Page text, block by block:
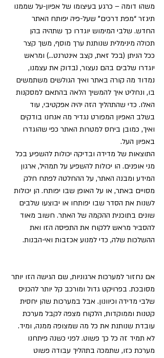
משהו דומה – כרגע בעיצומו של אפיון-על שממנו
תיגזר “מפת דרכים” שעל-פיה יפותח האתר
החדש. שלבי המימוש יוגדרו כך שתהיה בהן
תכולה מינימלית שנותנת ערך מוסף, משך קצר
ככל הניתן (בכל זאת, קצב אינטרנט…) ומראש
יוגדרו שלבים בהם נעצור, נבדוק את עצמנו,
נמדוד מה קורה באתר ואיך הגולשים משתמשים
בו, ונחליט איך להמשיך הלאה בהתאם למסקנות
האלו. כדי שהתהליך הזה יהיה אפקטיבי, עוד
בשלב האפיון המפורט נגדיר מה אנחנו בודקים
ואיך, כמובן ביחס למטרות האתר כפי שהוגדרו
באפיון העל.
התוצאות של מדידה ובדיקה יכולות להשפיע בכל
מני אופנים. הו יכולות להשפיע על תמהיל, ארגון
המידע ומבנה האתר, על ההחלטה לפתח חלק
מסויים באתר, או על האופן שבו יפותח. הן יכולות
לשנות את הסדר שבו יפותחו או יבוצעו שלבים
שונים בתוכנית ההקמה של האתר. חשוב מאוד
להסביר מראש ללקוח את התפיסה הזו ואת
ההשלכות שלה, כדי למנוע אכזבות ואי-הבנות.
אם נחזור למערכות ארגוניות, שם הגישה הזו יותר
מסובכת. בפרויקט גדול ומורכב קל יותר להכניס
שלבי מדידה וכיוונון. אבל במערכות שהן יחסית
קטנות וממוקדות, הלקוח מצפה לקבל מערכת
עובדת שנותנת את כל מה שמצופה ממנה, ומיד.
לא תמיד זה כל כך פשוט. לפני כשנה פיתחנו
מערכת כזו, שתמכה בתהליך עבודה פשוט